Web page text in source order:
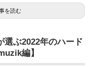
を読む
ぶ2022年のハード
編】